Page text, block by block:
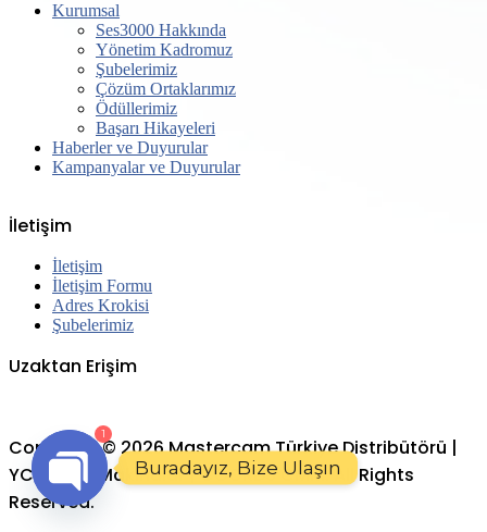
Kurumsal
Ses3000 Hakkında
Yönetim Kadromuz
Şubelerimiz
Çözüm Ortaklarımız
Ödüllerimiz
Başarı Hikayeleri
Haberler ve Duyurular
Kampanyalar ve Duyurular
İletişim
İletişim
İletişim Formu
Adres Krokisi
Şubelerimiz
Uzaktan Erişim
Copyright © 2026 Mastercam Türkiye Distribütörü |
YCM CNC Makinalar | COORD3 CMM. All Rights
Reserved.
Buradayız, Bize Ulaşın
Open
1